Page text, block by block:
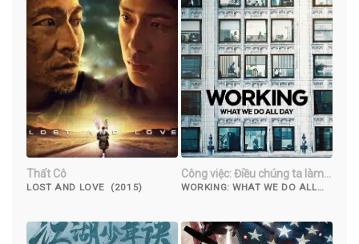
Thất Cô
LOST AND LOVE (2015)
Công việc: Điều chúng ta làm
cả ngày
WORKING: WHAT WE DO ALL